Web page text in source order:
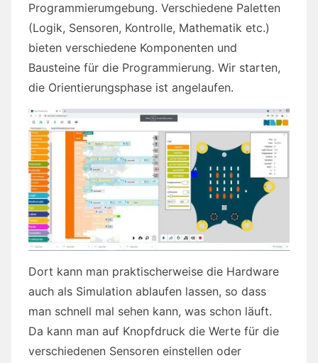
Programmierumgebung. Verschiedene Paletten
(Logik, Sensoren, Kontrolle, Mathematik etc.)
bieten verschiedene Komponenten und
Bausteine für die Programmierung. Wir starten,
die Orientierungsphase ist angelaufen.
Dort kann man praktischerweise die Hardware
auch als Simulation ablaufen lassen, so dass
man schnell mal sehen kann, was schon läuft.
Da kann man auf Knopfdruck die Werte für die
verschiedenen Sensoren einstellen oder